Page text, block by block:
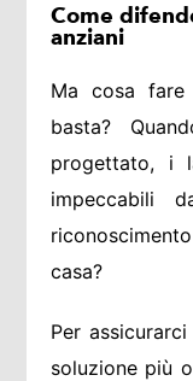
Come
anziani
Ma cosa fare
basta?
progettato, i
impeccabili
casa?
Per
soluzione più